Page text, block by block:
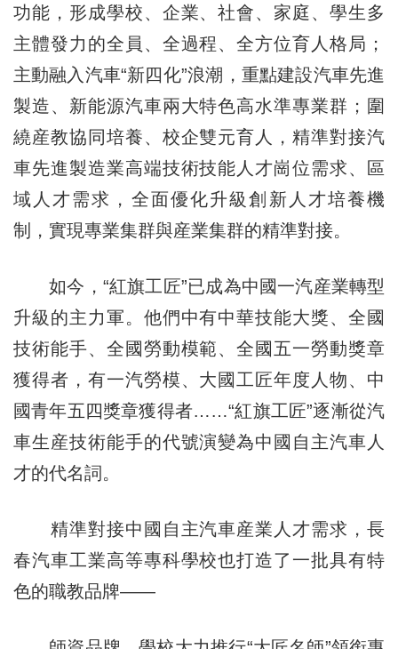
功能，形成學校、企業、社會、家庭、學生多
主體發力的全員、全過程、全方位育人格局；
主動融入汽車“新四化”浪潮，重點建設汽車先進
製造、新能源汽車兩大特色高水準專業群；圍
繞産教協同培養、校企雙元育人，精準對接汽
車先進製造業高端技術技能人才崗位需求、區
域人才需求，全面優化升級創新人才培養機
制，實現專業集群與産業集群的精準對接。
如今，“紅旗工匠”已成為中國一汽産業轉型
升級的主力軍。他們中有中華技能大獎、全國
技術能手、全國勞動模範、全國五一勞動獎章
獲得者，有一汽勞模、大國工匠年度人物、中
國青年五四獎章獲得者……“紅旗工匠”逐漸從汽
車生産技術能手的代號演變為中國自主汽車人
才的代名詞。
精準對接中國自主汽車産業人才需求，長
春汽車工業高等專科學校也打造了一批具有特
色的職教品牌——